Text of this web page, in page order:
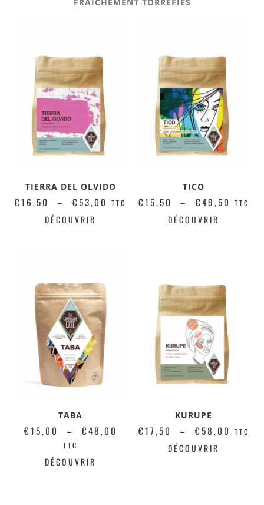
TIERRA DEL OLVIDO
€16,50 – €53,00 TTC
DÉCOUVRIR
TICO
€15,50 – €49,50 TTC
DÉCOUVRIR
TABA
€15,00 – €48,00
TTC
DÉCOUVRIR
KURUPE
€17,50 – €58,00 TTC
DÉCOUVRIR